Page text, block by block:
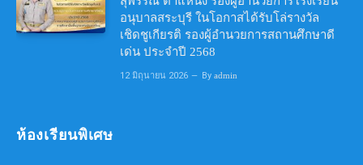
อนุบาลสระบุรี ในโอกาสได้รับโล่รางวัล
เชิดชูเกียรติ รองผู้อำนวยการสถานศึกษาดี
เด่น ประจำปี 2568
12 มิถุนายน 2026 By admin
ห้องเรียนพิเศษ